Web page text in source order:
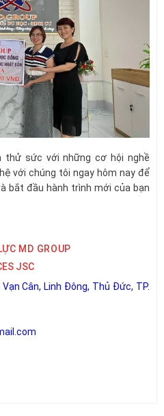
thử sức với những cơ hội nghề
với chúng tôi ngay hôm nay để
bắt đầu hành trình mới của bạn
MD GROUP
JSC
Vạn Cân, Linh Đông, Thủ Đức, TP.